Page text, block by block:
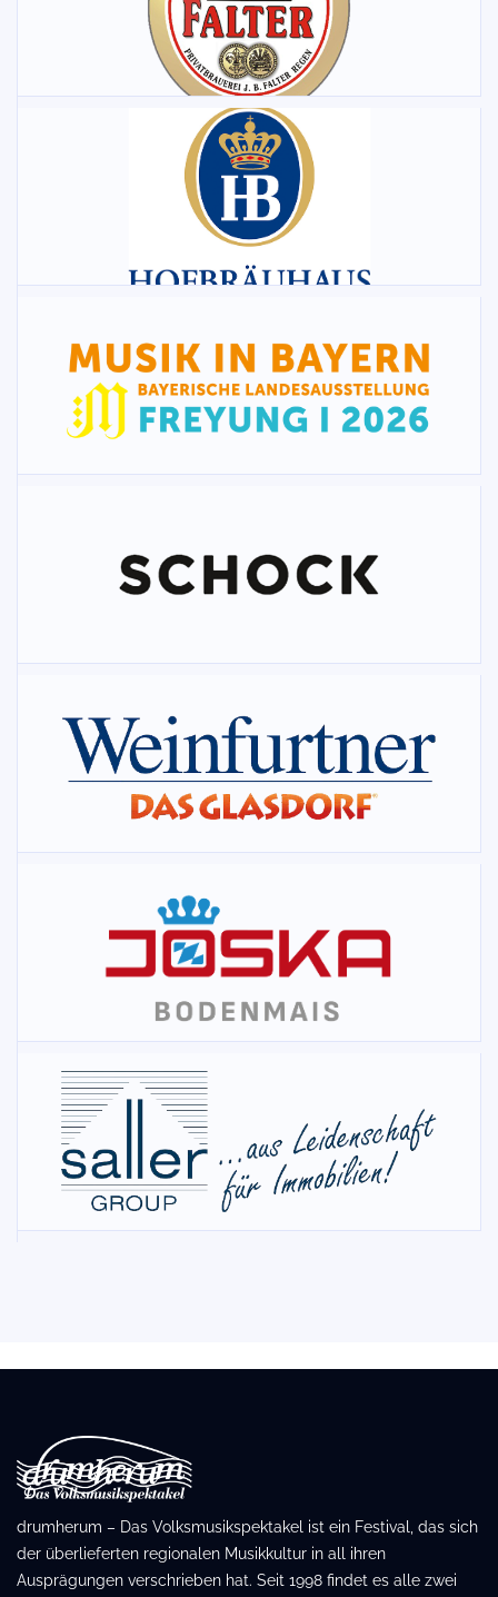
drumherum – Das Volksmusikspektakel ist ein Festival, das sich
der überlieferten regionalen Musikkultur in all ihren
Ausprägungen verschrieben hat. Seit 1998 findet es alle zwei